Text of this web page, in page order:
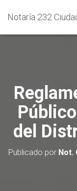
Notaría 232
del
Publicado por Not.